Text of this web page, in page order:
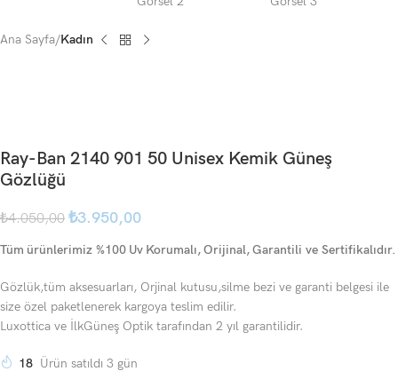
Ana Sayfa Kadın
Ray-Ban 2140 901 50 Unisex Kemik Güneş
Gözlüğü
₺4.050,00 ₺3.950,00
Tüm ürünlerimiz %100 Uv Korumalı, Orijinal, Garantili ve Sertifikalıdır.
Gözlük,tüm aksesuarları, Orjinal kutusu,silme bezi ve garanti belgesi ile
size özel paketlenerek kargoya teslim edilir.
Luxottica ve İlkGüneş Optik tarafından 2 yıl garantilidir.
18 Ürün satıldı 3 gün